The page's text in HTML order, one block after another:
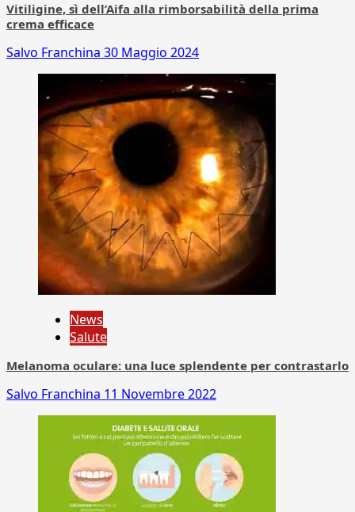
Vitiligine, sì dell’Aifa alla rimborsabilità della prima
crema efficace
Salvo Franchina 30 Maggio 2024
News
Salute
Melanoma oculare: una luce splendente per contrastarlo
Salvo Franchina 11 Novembre 2022